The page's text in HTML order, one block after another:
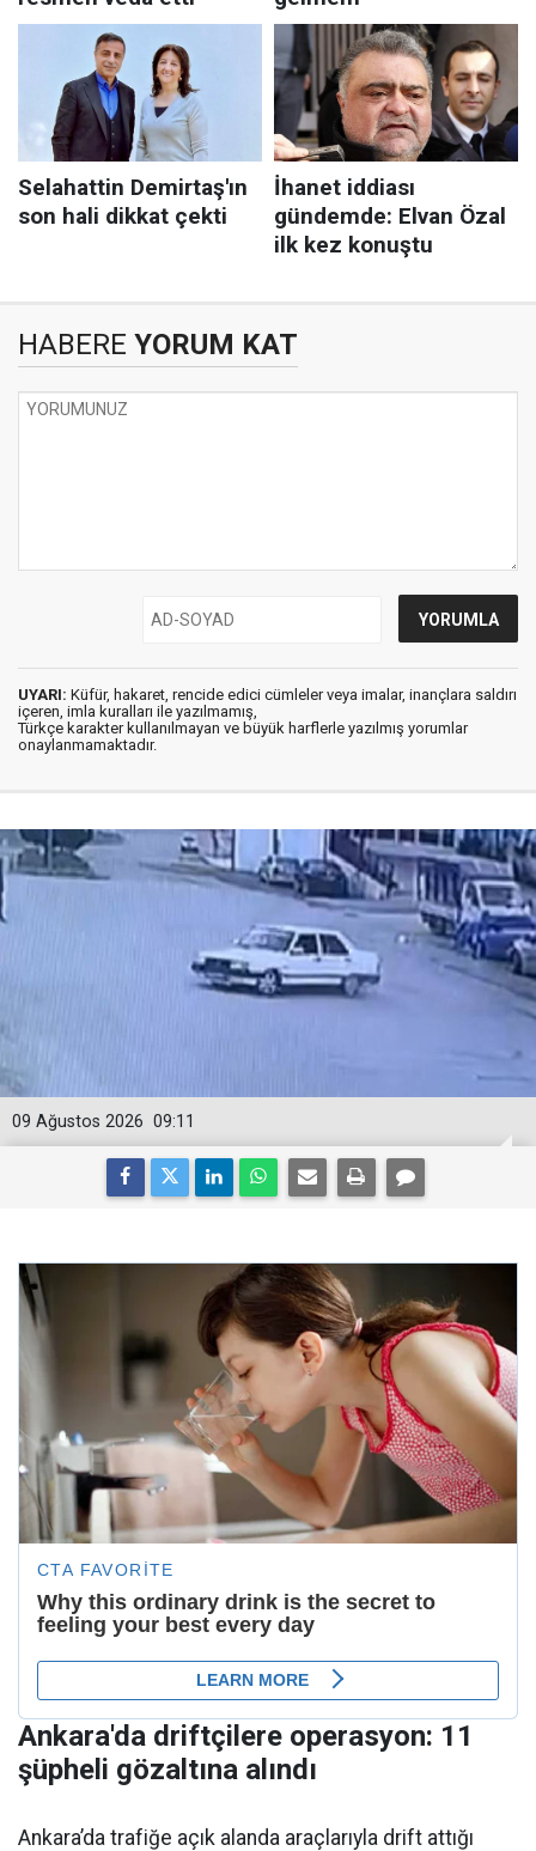
HABERE YORUM KAT
UYARI: Küfür, hakaret, rencide edici cümleler veya imalar, inançlara saldırı
içeren, imla kuralları ile yazılmamış,
Türkçe karakter kullanılmayan ve büyük harflerle yazılmış yorumlar
onaylanmamaktadır.
09:11
09 Ağustos 2026
Ankara'da driftçilere operasyon: 11
şüpheli gözaltına alındı
Ankara’da trafiğe açık alanda araçlarıyla drift attığı